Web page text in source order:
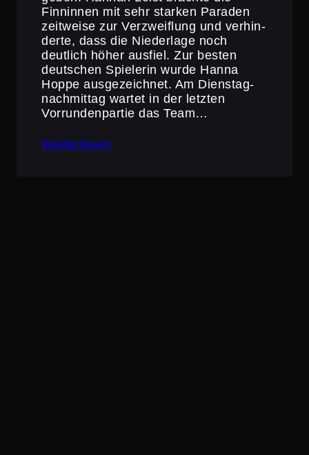
Finninnen mit sehr starken Paraden
zeitweise zur Verzweif­lung und verhin­
derte, dass die Nieder­lage noch
deutlich höher ausfiel. Zur besten
deutschen Spielerin wurde Hanna
Hoppe ausgezeichnet. Am Diens­tag­
nach­mittag wartet in der letzten
Vorrun­den­partie das Team…
Weiterlesen